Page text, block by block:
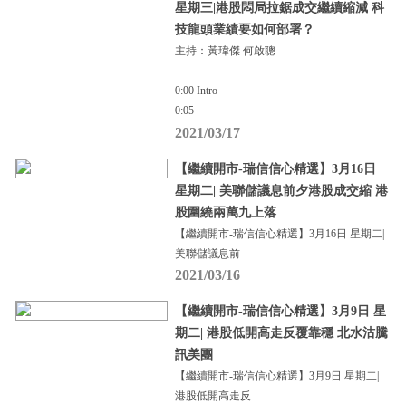
星期三|港股悶局拉鋸成交繼續縮減 科
技龍頭業績要如何部署？
主持：黃瑋傑 何啟聰
0:00 Intro
0:05
2021/03/17
【繼續開市-瑞信信心精選】3月16日
星期二| 美聯儲議息前夕港股成交縮 港
股圍繞兩萬九上落
【繼續開市-瑞信信心精選】3月16日 星期二|
美聯儲議息前
2021/03/16
【繼續開市-瑞信信心精選】3月9日 星
期二| 港股低開高走反覆靠穩 北水沽騰
訊美團
【繼續開市-瑞信信心精選】3月9日 星期二|
港股低開高走反